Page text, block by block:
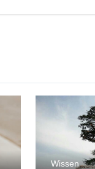
Wissen